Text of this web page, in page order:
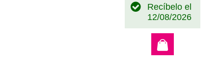
Recíbelo el
12/08/2026